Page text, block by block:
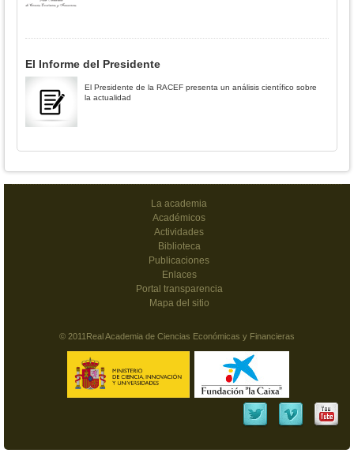
El Informe del Presidente
El Presidente de la RACEF presenta un análisis científico sobre
la actualidad
La academia
Académicos
Actividades
Biblioteca
Publicaciones
Enlaces
Portal transparencia
Mapa del sitio
© 2011Real Academia de Ciencias Económicas y Financieras